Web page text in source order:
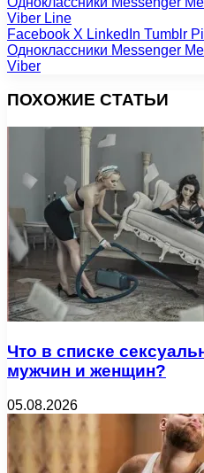
Viber Line
Facebook X LinkedIn Tumblr
Одноклассники Messenger
Viber
ПОХОЖИЕ СТАТЬИ
Что в списке
мужчин и женщин?
05.08.2026